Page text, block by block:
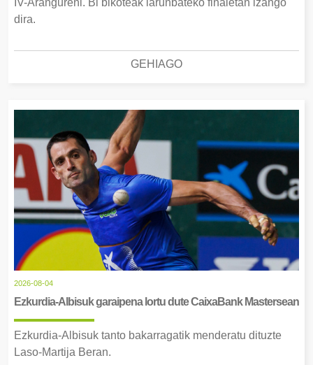
IV-Arangureni. Bi bikoteak larunbateko finaletan izango
dira.
GEHIAGO
2026-08-04
Ezkurdia-Albisuk garaipena lortu dute CaixaBank Mastersean
Ezkurdia-Albisuk tanto bakarragatik menderatu dituzte
Laso-Martija Beran.